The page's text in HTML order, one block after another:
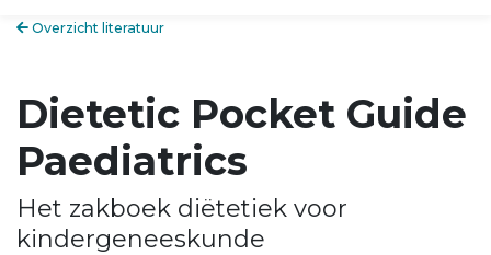
Overzicht literatuur
Dietetic Pocket Guide
Paediatrics
Het zakboek diëtetiek voor
kindergeneeskunde